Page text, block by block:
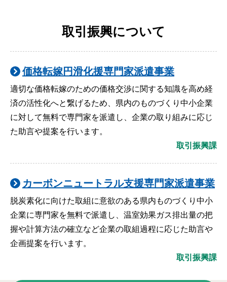
取引振興について
価格転嫁円滑化援専門家派遣事業
適切な価格転嫁のための価格交渉に関する知識を高め経
済の活性化へと繋げるため、県内のものづくり中小企業
に対して無料で専門家を派遣し、企業の取り組みに応じ
た助言や提案を行います。
取引振興課
カーボンニュートラル支援専門家派遣事業
脱炭素化に向けた取組に意欲のある県内ものづくり中小
企業に専門家を無料で派遣し、温室効果ガス排出量の把
握や計算方法の確立など企業の取組過程に応じた助言や
企画提案を行います。
取引振興課